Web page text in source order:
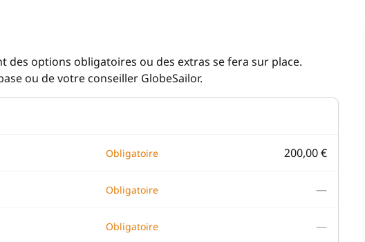
des options obligatoires ou des extras se fera sur place.
ou de votre conseiller GlobeSailor.
Obligatoire 200,00 €
Obligatoire —
Obligatoire —